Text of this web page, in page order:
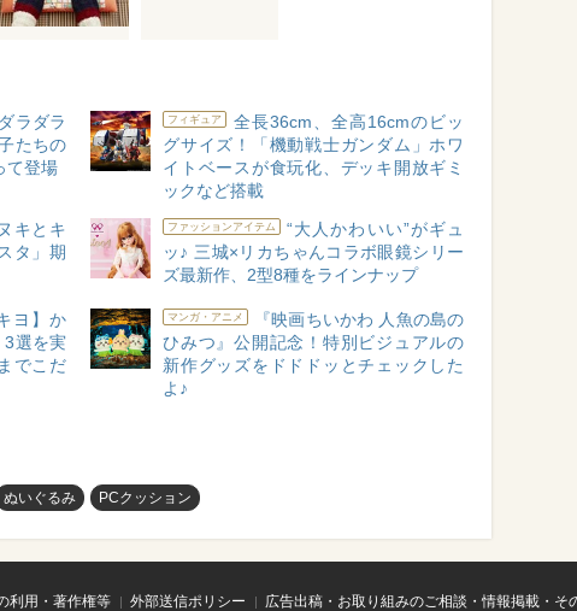
ラダラ
たちの
て登場
フィギュア
全長36cm、全高16cmのビッ
グサイズ！「機動戦士ガンダム」ホワ
イトベースが食玩化、デッキ開放ギミ
ックなど搭載
キとキ
タ」期
ファッションアイテム
“大人かわいい”がギュ
ッ♪ 三城×リカちゃんコラボ眼鏡シリー
ズ最新作、2型8種をラインナップ
ヨ】か
3選を実
でこだ
マンガ・アニメ
『映画ちいかわ 人魚の島の
ひみつ』公開記念！特別ビジュアルの
新作グッズをドドドッとチェックした
よ♪
ぬいぐるみ PCクッション
利用・著作権等 外部送信ポリシー
広告出稿・お取り組みのご相談・情報掲載・そ